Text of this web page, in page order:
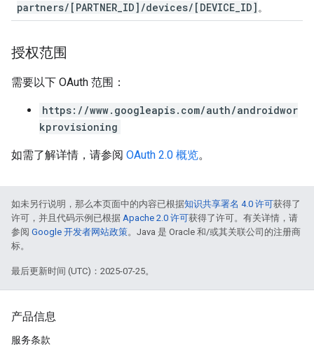
partners/[PARTNER_ID]/devices/[DEVICE_ID] 。
授权范围
需要以下 OAuth 范围：
https://www.googleapis.com/auth/androidwor
kprovisioning
如需了解详情，请参阅 OAuth 2.0 概览。
如未另行说明，那么本页面中的内容已根据知识共享署名 4.0 许可获得了
许可，并且代码示例已根据 Apache 2.0 许可获得了许可。有关详情，请
参阅 Google 开发者网站政策。Java 是 Oracle 和/或其关联公司的注册商
标。
最后更新时间 (UTC)：2025-07-25。
产品信息
服务条款